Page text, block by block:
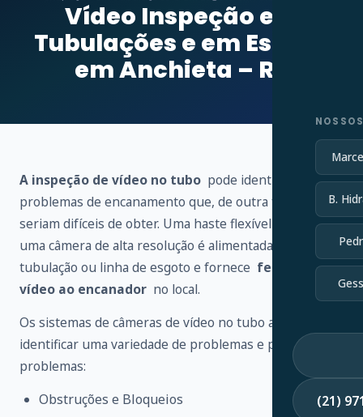
B.
(21)
Vídeo Inspeção em
Tubulações e em Esgoto
em Anchieta – RJ
A inspeção de vídeo no tubo pode identificar vários
problemas de encanamento que, de outra forma,
seriam difíceis de obter. Uma haste flexível conectada a
uma câmera de alta resolução é alimentada através de
tubulação ou linha de esgoto e fornece feedback de
vídeo ao encanador no local.
Os sistemas de câmeras de vídeo no tubo ajudam a
identificar uma variedade de problemas e possíveis
problemas:
Obstruções e Bloqueios